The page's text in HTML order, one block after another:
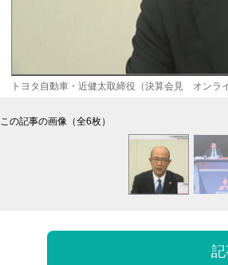
トヨタ自動車・近健太取締役（決算会見 オンラ
この記事の画像（全6枚）